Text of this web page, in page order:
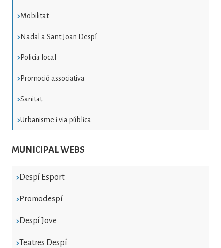
Mobilitat
Nadal a Sant Joan Despí
Policia local
Promoció associativa
Sanitat
Urbanisme i via pública
MUNICIPAL WEBS
Despí Esport
Promodespí
Despí Jove
Teatres Despí